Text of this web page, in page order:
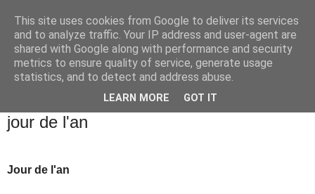
Ile de la Réunion - Routes
et Cultures
jour de l'an
Jour de l'an
This site uses cookies from Google to deliver its services
and to analyze traffic. Your IP address and user-agent are
shared with Google along with performance and security
metrics to ensure quality of service, generate usage
statistics, and to detect and address abuse.
LEARN MORE GOT IT